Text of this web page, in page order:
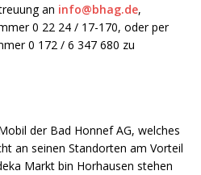
an info@bhag.de,
0 22 24 / 17-170, oder per
0 172 / 6 347 680 zu
der Bad Honnef AG, welches
an seinen Standorten am Vorteil
Markt bin Horhausen stehen